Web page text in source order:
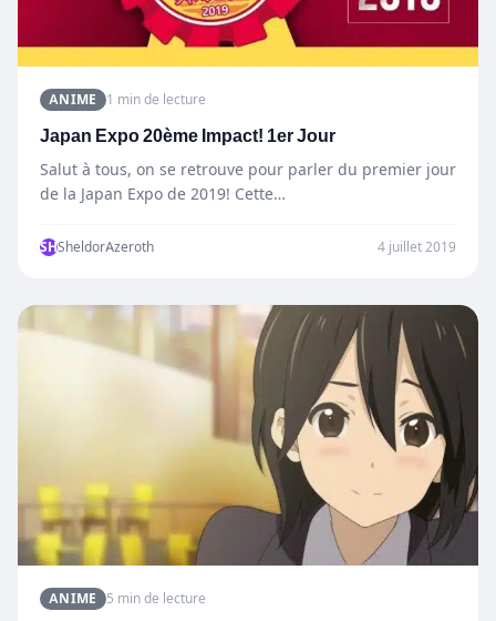
ANIME 1 min de lecture
Japan Expo 20ème Impact! 1er Jour
Salut à tous, on se retrouve pour parler du premier jour
de la Japan Expo de 2019! Cette…
SHSheldorAzeroth 4 juillet 2019
ANIME 5 min de lecture